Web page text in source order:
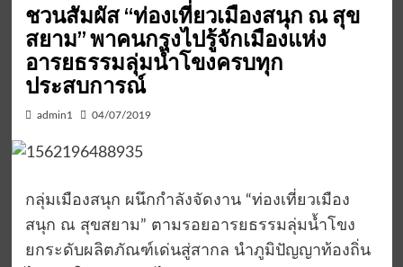
ชวนสัมผัส “ท่องเที่ยวเมืองสนุก ณ สุข
สยาม” พาคนกรุงไปรู้จักเมืองแห่ง
อารยธรรมลุ่มน้ำโขงครบทุก
ประสบการณ์
admin1 04/07/2019
กลุ่มเมืองสนุก ผนึกกำลังจัดงาน “ท่องเที่ยวเมือง
สนุก ณ สุขสยาม” ตามรอยอารยธรรมลุ่มน้ำโขง
ยกระดับผลิตภัณฑ์เด่นสู่สากล นำภูมิปัญญาท้องถิ่น